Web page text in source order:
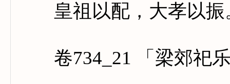
皇祖以配，大孝以振
卷734_21 「梁郊祀乐